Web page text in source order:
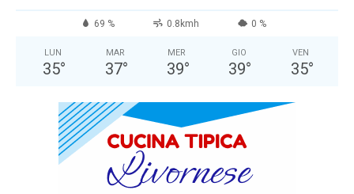
69 % 0.8kmh 0 %
LUN
35°
MAR
37°
MER
39°
GIO
39°
VEN
35°